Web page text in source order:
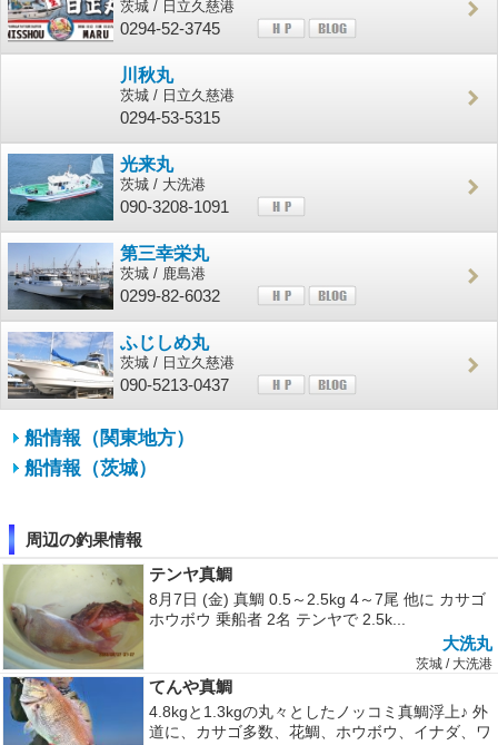
茨城 / 日立久慈港
0294-52-3745
川秋丸
茨城 / 日立久慈港
0294-53-5315
光来丸
茨城 / 大洗港
090-3208-1091
第三幸栄丸
茨城 / 鹿島港
0299-82-6032
ふじしめ丸
茨城 / 日立久慈港
090-5213-0437
船情報（関東地方）
船情報（茨城）
周辺の釣果情報
テンヤ真鯛
8月7日 (金) 真鯛 0.5～2.5kg 4～7尾 他に カサゴ
ホウボウ 乗船者 2名 テンヤで 2.5k...
大洗丸
茨城 / 大洗港
てんや真鯛
4.8kgと1.3kgの丸々としたノッコミ真鯛浮上♪ 外
道に、カサゴ多数、花鯛、ホウボウ、イナダ、ワ